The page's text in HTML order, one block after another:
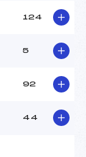
124
5
92
44